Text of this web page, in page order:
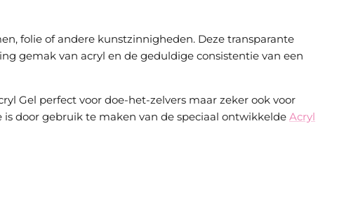
folie of andere kunstzinnigheden. Deze transparante
gemak van acryl en de geduldige consistentie van een
Gel perfect voor doe-het-zelvers maar zeker ook voor
door gebruik te maken van de speciaal ontwikkelde Acryl